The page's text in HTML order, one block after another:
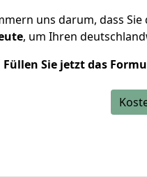
uns darum, dass
, um Ihren
Füllen Sie jetzt das